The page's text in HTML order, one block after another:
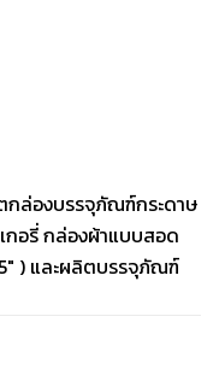
ล่องบรรจุภัณฑ์กระดาษ
อรี่ กล่องผ้าแบบสอด
) และผลิตบรรจุภัณฑ์